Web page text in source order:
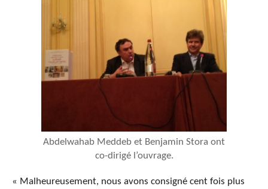
Abdelwahab Meddeb et Benjamin Stora ont
co-dirigé l’ouvrage.
« Malheureusement, nous avons consigné cent fois plus